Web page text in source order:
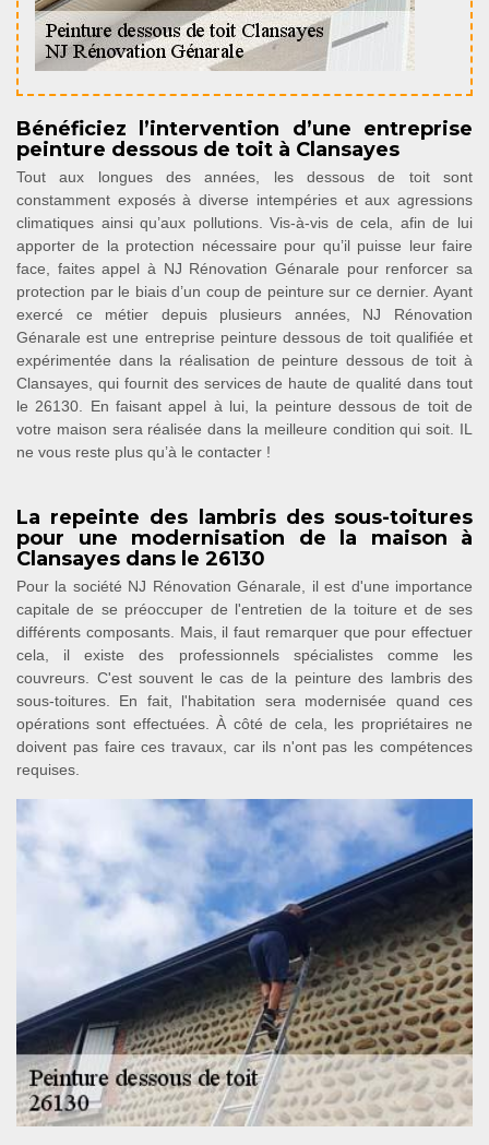
Bénéficiez l’intervention d’une entreprise
peinture dessous de toit à Clansayes
Tout aux longues des années, les dessous de toit sont
constamment exposés à diverse intempéries et aux agressions
climatiques ainsi qu’aux pollutions. Vis-à-vis de cela, afin de lui
apporter de la protection nécessaire pour qu’il puisse leur faire
face, faites appel à NJ Rénovation Génarale pour renforcer sa
protection par le biais d’un coup de peinture sur ce dernier. Ayant
exercé ce métier depuis plusieurs années, NJ Rénovation
Génarale est une entreprise peinture dessous de toit qualifiée et
expérimentée dans la réalisation de peinture dessous de toit à
Clansayes, qui fournit des services de haute de qualité dans tout
le 26130. En faisant appel à lui, la peinture dessous de toit de
votre maison sera réalisée dans la meilleure condition qui soit. IL
ne vous reste plus qu’à le contacter !
La repeinte des lambris des sous-toitures
pour une modernisation de la maison à
Clansayes dans le 26130
Pour la société NJ Rénovation Génarale, il est d'une importance
capitale de se préoccuper de l'entretien de la toiture et de ses
différents composants. Mais, il faut remarquer que pour effectuer
cela, il existe des professionnels spécialistes comme les
couvreurs. C'est souvent le cas de la peinture des lambris des
sous-toitures. En fait, l'habitation sera modernisée quand ces
opérations sont effectuées. À côté de cela, les propriétaires ne
doivent pas faire ces travaux, car ils n'ont pas les compétences
requises.